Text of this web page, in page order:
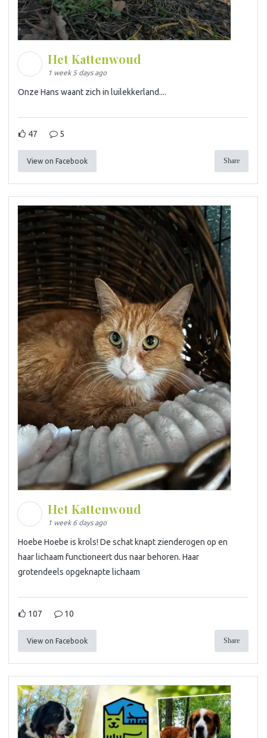
Het Kattenwoud
1 week 5 days ago
Onze Hans waant zich in luilekkerland....
47 5
View on Facebook Share
Het Kattenwoud
1 week 6 days ago
Hoebe Hoebe is krols! De schat knapt zienderogen op en
haar lichaam functioneert dus naar behoren. Haar
grotendeels opgeknapte lichaam
107 10
View on Facebook Share